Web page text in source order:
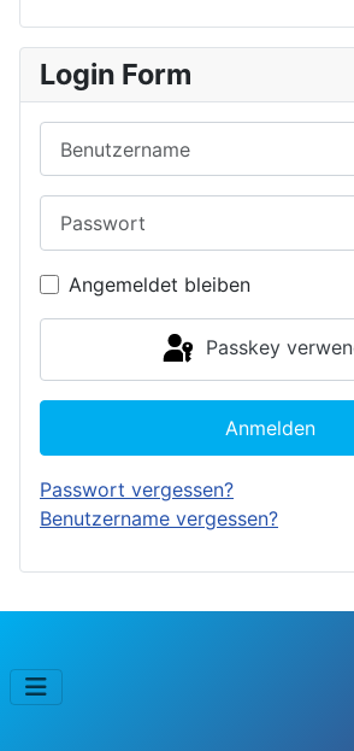
Login Form
Angemeldet bleiben
Passkey
Anmelden
Passwort vergessen?
Benutzername vergessen?